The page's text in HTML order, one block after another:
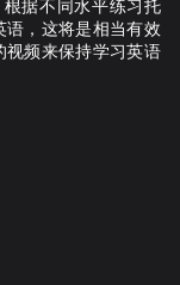
据不同水平练习托
，这将是相当有效
视频来保持学习英语